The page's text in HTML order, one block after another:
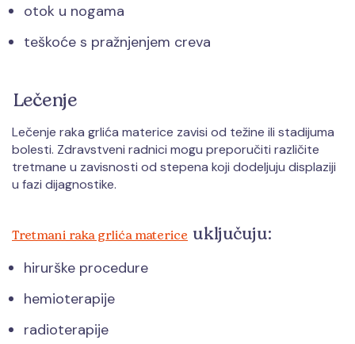
otok u nogama
teškoće s pražnjenjem creva
Lečenje
Lečenje raka grlića materice zavisi od težine ili stadijuma
bolesti. Zdravstveni radnici mogu preporučiti različite
tretmane u zavisnosti od stepena koji dodeljuju displaziji
u fazi dijagnostike.
Tretmani raka grlića materice uključuju:
hirurške procedure
hemioterapije
radioterapije